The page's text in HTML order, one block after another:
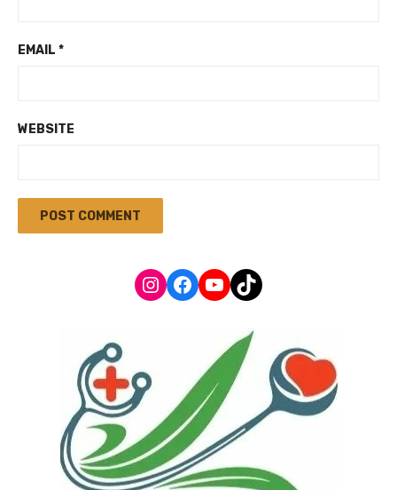
EMAIL *
WEBSITE
Instagram
Facebook
YouTube
TikTok